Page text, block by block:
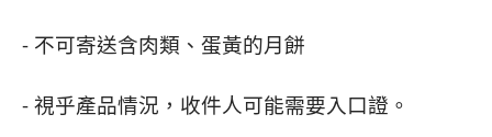
- 不可寄送含肉類、蛋黃的月餅
- 視乎產品情況，收件人可能需要入口證。